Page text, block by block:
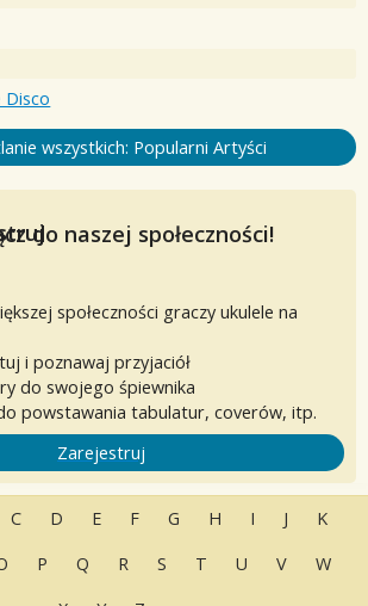
Disco
wszystkich: Popularni Artyści
do naszej społeczności!
społeczności graczy ukulele na
i poznawaj przyjaciół
do swojego śpiewnika
powstawania tabulatur, coverów, itp.
Zarejestruj
C D E F G H I J
K
P Q R S T U V
W